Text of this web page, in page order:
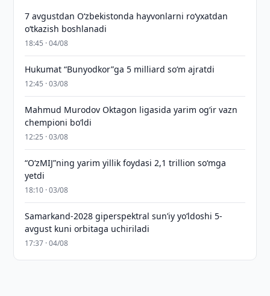
7 avgustdan O‘zbekistonda hayvonlarni ro‘yxatdan
o‘tkazish boshlanadi
18:45 · 04/08
Hukumat “Bunyodkor”ga 5 milliard so‘m ajratdi
12:45 · 03/08
Mahmud Murodov Oktagon ligasida yarim og‘ir vazn
chempioni bo‘ldi
12:25 · 03/08
“O‘zMIJ”ning yarim yillik foydasi 2,1 trillion so‘mga
yetdi
18:10 · 03/08
Samarkand-2028 giperspektral sun’iy yo‘ldoshi 5-
avgust kuni orbitaga uchiriladi
17:37 · 04/08